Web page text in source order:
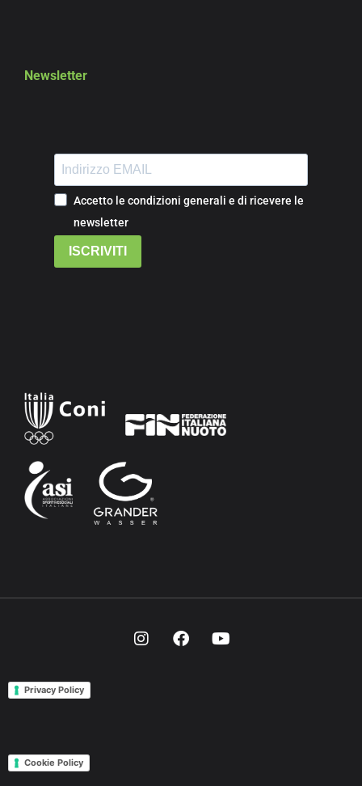
Newsletter
Accetto le condizioni generali e di ricevere le
newsletter
ISCRIVITI
Privacy Policy
Cookie Policy